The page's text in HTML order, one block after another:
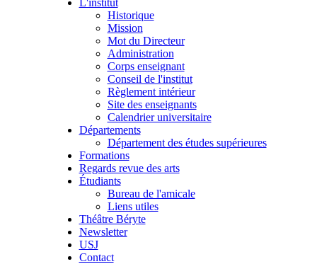
L'institut
Historique
Mission
Mot du Directeur
Administration
Corps enseignant
Conseil de l'institut
Règlement intérieur
Site des enseignants
Calendrier universitaire
Départements
Département des études supérieures
Formations
Regards revue des arts
Étudiants
Bureau de l'amicale
Liens utiles
Théâtre Béryte
Newsletter
USJ
Contact